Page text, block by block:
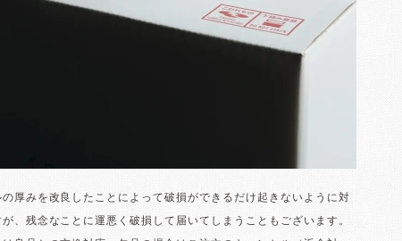
厚みを改良したことによって破損ができるだけ起きないように対
、残念なことに運悪く破損して届いてしまうこともございます。